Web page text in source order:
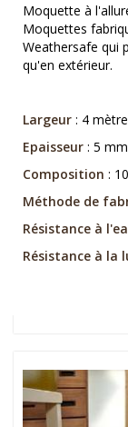
Moquette à
Moquettes
Weathersafe qui
qu'en extérieur.
Largeur : 4
Epaisseur : 5 mm
Composition :
Méthode de
Résistance à
Résistance à la